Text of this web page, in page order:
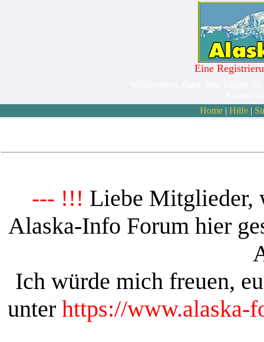
Eine
Home| Hilfe|
--- !!! Liebe Mitglieder,
Alaska-Info Forum hier
Ich würde mich freuen,
unter https://www.alaska-